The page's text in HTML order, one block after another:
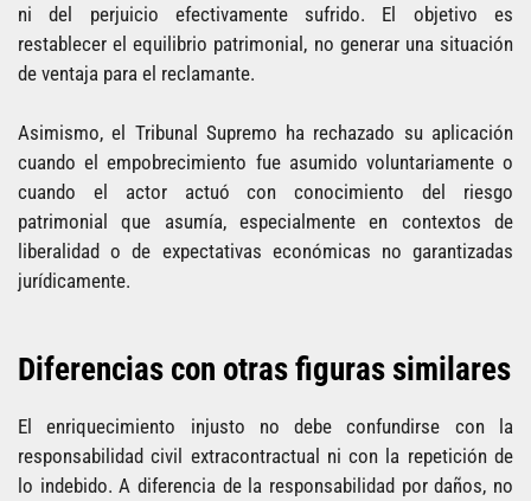
ni del perjuicio efectivamente sufrido. El objetivo es
restablecer el equilibrio patrimonial, no generar una situación
de ventaja para el reclamante.
Asimismo, el Tribunal Supremo ha rechazado su aplicación
cuando el empobrecimiento fue asumido voluntariamente o
cuando el actor actuó con conocimiento del riesgo
patrimonial que asumía, especialmente en contextos de
liberalidad o de expectativas económicas no garantizadas
jurídicamente.
Diferencias con otras figuras similares
El enriquecimiento injusto no debe confundirse con la
responsabilidad civil extracontractual ni con la repetición de
lo indebido. A diferencia de la responsabilidad por daños, no